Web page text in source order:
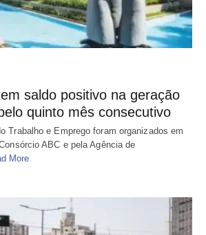
saldo positivo na geração
quinto mês consecutivo
Trabalho e Emprego foram organizados em
ABC e pela Agência de
More